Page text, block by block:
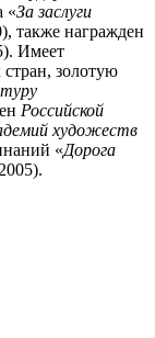
«За заслуги
также награжден
Имеет
золотую
Российской
художеств
«Дорога